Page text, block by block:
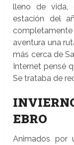
lleno de vida,
estación del
aventura una
más cerca de
Internet pensé
Se trataba de
EBRO
Animados por